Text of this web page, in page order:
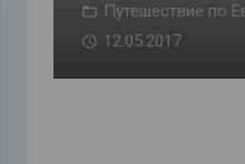
Путешествие по
12.05.2017